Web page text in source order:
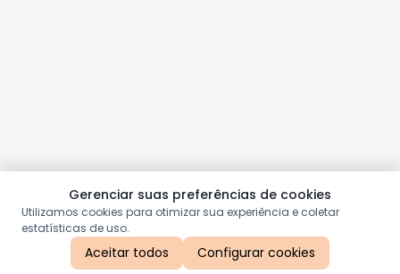
Gerenciar suas preferências de cookies
Utilizamos cookies para otimizar sua experiência e coletar
estatísticas de uso.
Aceitar todos Configurar cookies